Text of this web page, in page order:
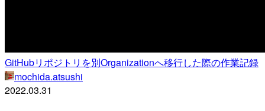
GitHubリポジトリを別Organizationへ移行した際の作業記録
mochida.atsushi
2022.03.31